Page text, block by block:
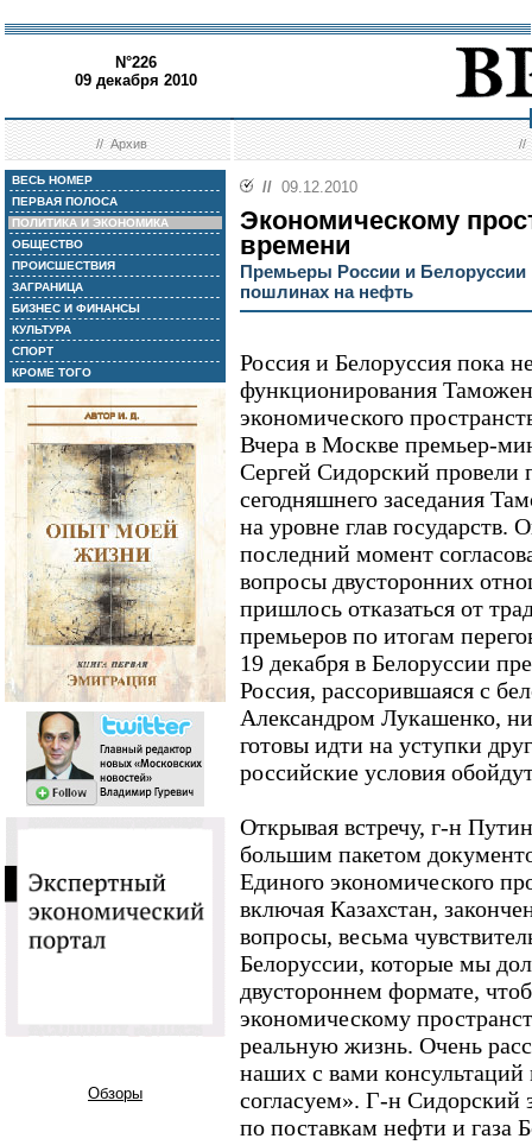
N°226
09 декабря 2010
//Архив //
ВЕСЬ НОМЕР
ПЕРВАЯ ПОЛОСА
ПОЛИТИКА И ЭКОНОМИКА
ОБЩЕСТВО
ПРОИСШЕСТВИЯ
ЗАГРАНИЦА
БИЗНЕС И ФИНАНСЫ
КУЛЬТУРА
СПОРТ
КРОМЕ ТОГО
Обзоры
// 09.12.2010
Экономическому
времени
Премьеры России и Белоруссии
пошлинах на нефть
Россия и Белоруссия пока
функционирования
экономического
Вчера в Москве премьер-
Сергей Сидорский провели
сегодняшнего заседания
на уровне глав государств.
последний момент
вопросы двусторонних
пришлось отказаться от
премьеров по итогам
19 декабря в Белоруссии
Россия, рассорившаяся с
Александром Лукашенко,
готовы идти на уступки
российские условия
Открывая встречу, г-н
большим пакетом
Единого экономического
включая Казахстан,
вопросы, весьма
Белоруссии, которые мы
двустороннем формате,
экономическому
реальную жизнь. Очень
наших с вами
согласуем». Г-н Сидорский
по поставкам нефти и газа